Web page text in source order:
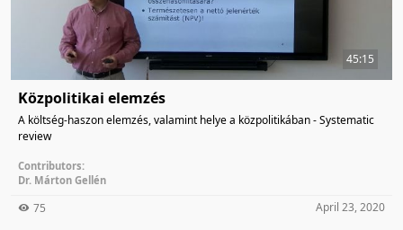
45:15
Közpolitikai elemzés
A költség-haszon elemzés, valamint helye a közpolitikában - Systematic
review
Contributors:
Dr. Márton Gellén
75 April 23, 2020